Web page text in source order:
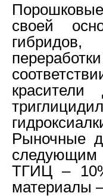
своей
гибридов,
Рыночные
следующим
ТГИЦ –
материалы